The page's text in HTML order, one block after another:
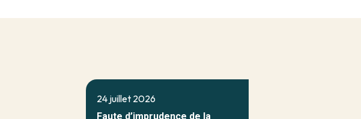
24 juillet 2026
Faute d’imprudence de la